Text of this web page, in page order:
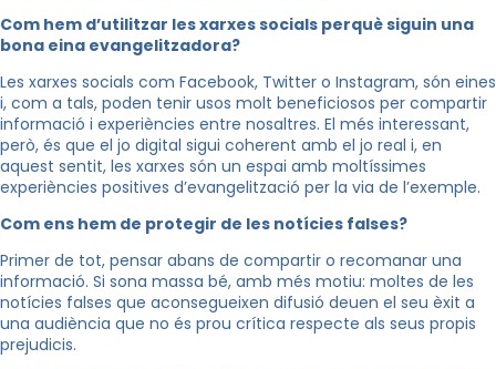
Com hem d’utilitzar les xarxes socials perquè siguin una
bona eina evangelitzadora?
Les xarxes socials com Facebook, Twitter o Instagram, són eines
i, com a tals, poden tenir usos molt beneficiosos per compartir
informació i experiències entre nosaltres. El més interessant,
però, és que el jo digital sigui coherent amb el jo real i, en
aquest sentit, les xarxes són un espai amb moltíssimes
experiències positives d’evangelització per la via de l’exemple.
Com ens hem de protegir de les notícies falses?
Primer de tot, pensar abans de compartir o recomanar una
informació. Si sona massa bé, amb més motiu: moltes de les
notícies falses que aconsegueixen difusió deuen el seu èxit a
una audiència que no és prou crítica respecte als seus propis
prejudicis.